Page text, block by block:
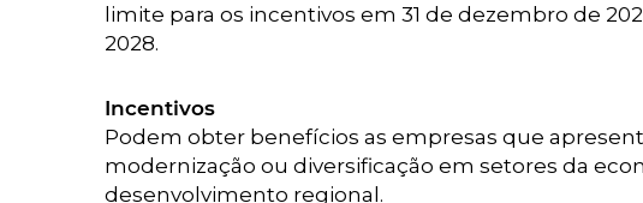
limite para os incentivos em 31 de dezembro de
2028.
Incentivos
Podem obter benefícios as empresas que
modernização ou diversificação em setores da
desenvolvimento regional.